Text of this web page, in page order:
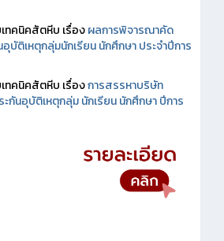
ทคนิคสัตหีบ เรื่องผลการพิจารณาคัด
บัติเหตุกลุ่มนักเรียน นักศึกษา ประจำปีการ
ทคนิคสัตหีบ เรื่องการสรรหาบริษัท
กันอุบัติเหตุกลุ่ม นักเรียน นักศึกษา ปีการ